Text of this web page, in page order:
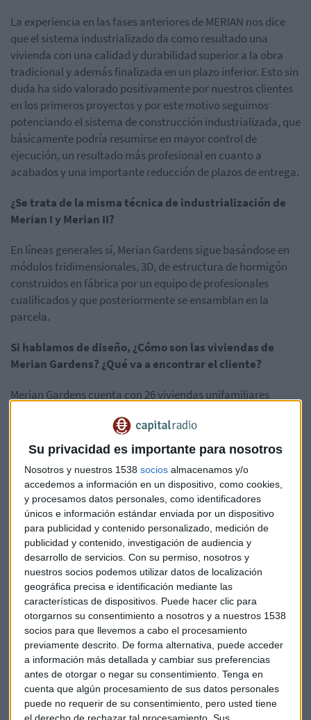
Su privacidad es importante para nosotros
Nosotros y nuestros 1538 socios almacenamos y/o
accedemos a información en un dispositivo, como cookies,
y procesamos datos personales, como identificadores
únicos e información estándar enviada por un dispositivo
para publicidad y contenido personalizado, medición de
publicidad y contenido, investigación de audiencia y
desarrollo de servicios. Con su permiso, nosotros y
nuestros socios podemos utilizar datos de localización
geográfica precisa e identificación mediante las
características de dispositivos. Puede hacer clic para
otorgarnos su consentimiento a nosotros y a nuestros 1538
socios para que llevemos a cabo el procesamiento
previamente descrito. De forma alternativa, puede acceder
a información más detallada y cambiar sus preferencias
antes de otorgar o negar su consentimiento. Tenga en
cuenta que algún procesamiento de sus datos personales
puede no requerir de su consentimiento, pero usted tiene
el derecho de rechazar tal procesamiento. Sus
La experiencia en las fases anteriores de MERIAN nos dice
que el sistema industrializado da como resultado una
vivienda con una calidad y durabilidad superior a la obra
tradicional y además finalizada en un plazo inferior. Esto sin
duda ha sido valorado positivamente por nuestros clientes
en los primeros proyectos y por este motivo seguimos
potenciando el sistema de construcción industrializada, que
básicamente podría resumirse en mayor control de
ejecución, un resultado más profesional en cuanto a
acabados y una importante reducción de plazos de entrega.
¿Se trata de la misma técnica de industrialización de
Merian I y Merian II?
En líneas generales sí, Merian Gardens sigue basándose en
módulos tridimensionales, 3D, de estructura de hormigón
construidos en fábrica por un equipo de profesionales
cualificados y que posteriormente se ensamblan en la
parcela.
Si hablamos de diseño, ¿Cómo son las viviendas de
Merian Gardens? ¿Qué va a encontrar el cliente?
Merian Gardens cuenta con 26 viviendas unifamiliares
comunes con piscina y zona infantil.
Se trata de viviendas de más de 200 metros distribuidas en
tres plantas. En la planta baja se dispone un amplio salón
cocina, baño completo y posibilidad de despacho o
dormitorio. En planta primera hay otros 3 dormitorios,
todos de más de 10 metros, baño completo y dormitorio
principal con amplio vestidor, y baño propio. También
contamos con una planta sótano de usos múltiples, un
espacio ventilado e iluminado.
Destaca en todos los espacios la presencia de luz natural
gracias a sus grandes ventanales, resultando estancias muy
agradables. Los espacios es este proyecto están muy
cuidados. Hemos querido singularizar ciertas piezas de la
vivienda como el comedor, dotándolo de doble altura, o el
dormitorio principal, que cuenta con una amplia terraza